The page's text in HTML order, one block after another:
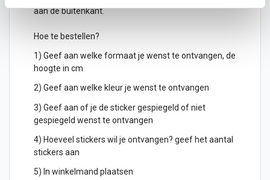
aan de buitenkant.
Hoe te bestellen?
1) Geef aan welke formaat je wenst te ontvangen, de
hoogte in cm
2) Geef aan welke kleur je wenst te ontvangen
3) Geef aan of je de sticker gespiegeld of niet
gespiegeld wenst te ontvangen
4) Hoeveel stickers wil je ontvangen? geef het aantal
stickers aan
5) In winkelmand plaatsen